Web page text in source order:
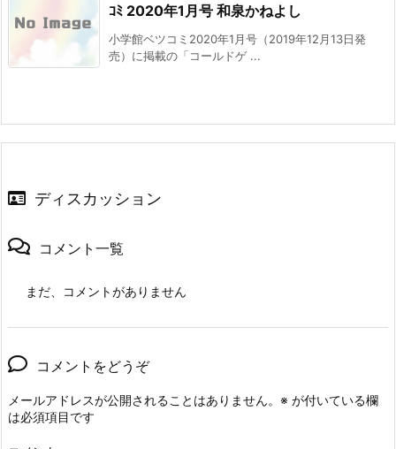
ｺﾐ 2020年1月号 和泉かねよし
小学館ベツコミ2020年1月号（2019年12月13日発
売）に掲載の「コールドゲ ...
ディスカッション
コメント一覧
まだ、コメントがありません
コメントをどうぞ
メールアドレスが公開されることはありません。 ※ が付いている欄
は必須項目です